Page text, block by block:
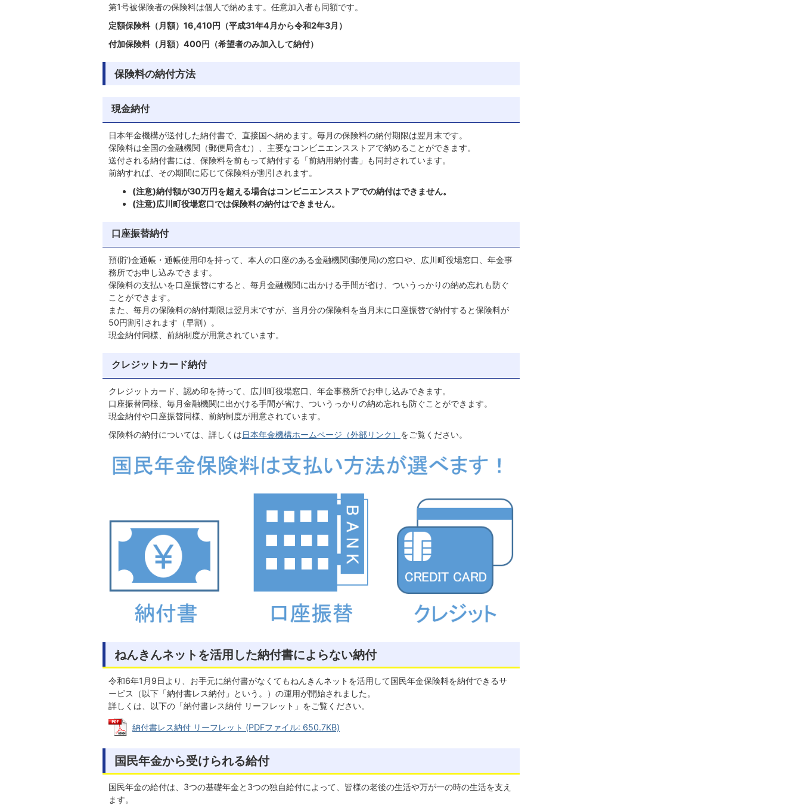
第1号被保険者の保険料は個人で納めます。任意加入者も同額です。
定額保険料（月額）16,410円（平成31年4月から令和2年3月）
付加保険料（月額）400円（希望者のみ加入して納付）
保険料の納付方法
現金納付
日本年金機構が送付した納付書で、直接国へ納めます。毎月の保険料の納付期限は翌月末です。
保険料は全国の金融機関（郵便局含む）、主要なコンビニエンスストアで納めることができます。
送付される納付書には、保険料を前もって納付する「前納用納付書」も同封されています。
前納すれば、その期間に応じて保険料が割引されます。
(注意)納付額が30万円を超える場合はコンビニエンスストアでの納付はできません。
(注意)広川町役場窓口では保険料の納付はできません。
口座振替納付
預(貯)金通帳・通帳使用印を持って、本人の口座のある金融機関(郵便局)の窓口や、広川町役場窓口、年金事
務所でお申し込みできます。
保険料の支払いを口座振替にすると、毎月金融機関に出かける手間が省け、ついうっかりの納め忘れも防ぐ
ことができます。
また、毎月の保険料の納付期限は翌月末ですが、当月分の保険料を当月末に口座振替で納付すると保険料が
50円割引されます（早割）。
現金納付同様、前納制度が用意されています。
クレジットカード納付
クレジットカード、認め印を持って、広川町役場窓口、年金事務所でお申し込みできます。
口座振替同様、毎月金融機関に出かける手間が省け、ついうっかりの納め忘れも防ぐことができます。
現金納付や口座振替同様、前納制度が用意されています。
保険料の納付については、詳しくは日本年金機構ホームページ（外部リンク） をご覧ください。
ねんきんネットを活用した納付書によらない納付
令和6年1月9日より、お手元に納付書がなくてもねんきんネットを活用して国民年金保険料を納付できるサ
ービス（以下「納付書レス納付」という。）の運用が開始されました。
詳しくは、以下の「納付書レス納付 リーフレット」をご覧ください。
納付書レス納付 リーフレット (PDFファイル: 650.7KB)
国民年金から受けられる給付
国民年金の給付は、3つの基礎年金と3つの独自給付によって、皆様の老後の生活や万が一の時の生活を支え
ます。